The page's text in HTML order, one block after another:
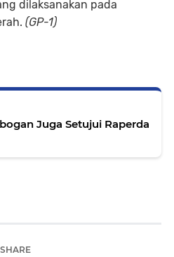
dilaksanakan pada
(GP-1)
Juga Setujui Raperda
SHARE